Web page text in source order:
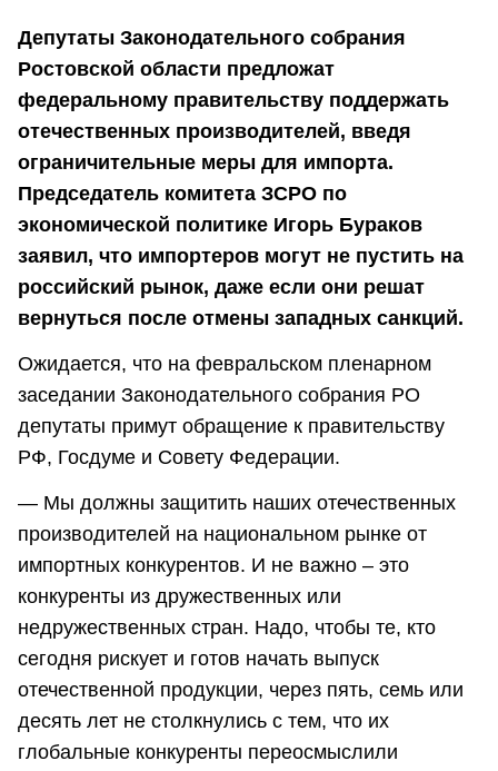
Депутаты Законодательного собрания
Ростовской области предложат
федеральному правительству поддержать
отечественных производителей, введя
ограничительные меры для импорта.
Председатель комитета ЗСРО по
экономической политике Игорь Бураков
заявил, что импортеров могут не пустить на
российский рынок, даже если они решат
вернуться после отмены западных санкций.
Ожидается, что на февральском пленарном
заседании Законодательного собрания РО
депутаты примут обращение к правительству
РФ, Госдуме и Совету Федерации.
— Мы должны защитить наших отечественных
производителей на национальном рынке от
импортных конкурентов. И не важно – это
конкуренты из дружественных или
недружественных стран. Надо, чтобы те, кто
сегодня рискует и готов начать выпуск
отечественной продукции, через пять, семь или
десять лет не столкнулись с тем, что их
глобальные конкуренты переосмыслили